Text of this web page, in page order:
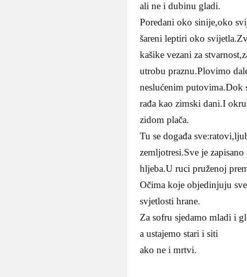
ali ne i dubinu gladi.
Poredani oko sinije,oko
šareni leptiri oko
kašike vezani za
utrobu praznu.Plovimo
neslućenim putovima.Dok
rađa kao zimski dani.I
zidom plača.
Tu se događa
zemljotresi.Sve je
hljeba.U ruci pruženoj
Očima koje objedinjuju
svjetlosti hrane.
Za sofru sjedamo mladi i
a ustajemo stari i siti
ako ne i mrtvi.